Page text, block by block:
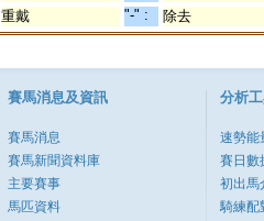
重戴 "-" : 除去
賽馬消息及資訊
賽馬消息
賽馬新聞資料庫
主要賽事
馬匹資料
分析
速勢能
賽日數
初出馬
騎練配